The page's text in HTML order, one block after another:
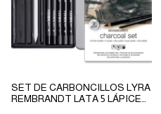
SET DE CARBONCILLOS LYRA
REMBRANDT LATA 5 LÁPICES